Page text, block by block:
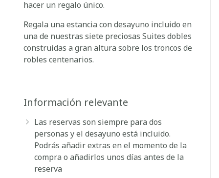
hacer un regalo único.
Regala una estancia con desayuno incluido en
una de nuestras siete preciosas Suites dobles
construidas a gran altura sobre los troncos de
robles centenarios.
Información relevante
Las reservas son siempre para dos
personas y el desayuno está incluido.
Podrás añadir extras en el momento de la
compra o añadirlos unos días antes de la
reserva